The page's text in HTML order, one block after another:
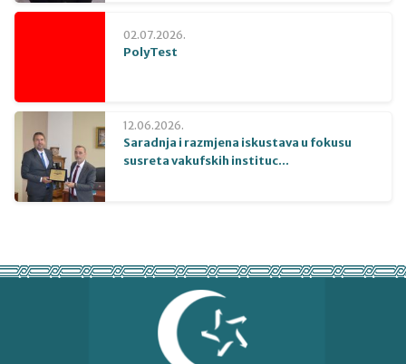
02.07.2026.
PolyTest
12.06.2026.
Saradnja i razmjena iskustava u fokusu
susreta vakufskih instituc...